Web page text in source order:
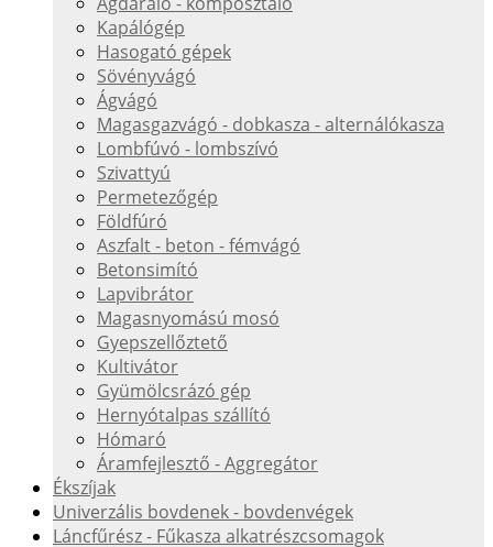
Kapálógép
Hasogató gépek
Sövényvágó
Ágvágó
Magasgazvágó - dobkasza - alternálókasza
Lombfúvó - lombszívó
Szivattyú
Permetezőgép
Földfúró
Aszfalt - beton - fémvágó
Betonsimító
Lapvibrátor
Magasnyomású mosó
Gyepszellőztető
Kultivátor
Gyümölcsrázó gép
Hernyótalpas szállító
Hómaró
Áramfejlesztő - Aggregátor
Ékszíjak
Univerzális bovdenek - bovdenvégek
Láncfűrész - Fűkasza alkatrészcsomagok